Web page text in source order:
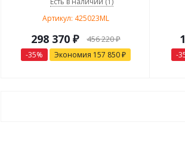
Артикул: 425023ML
298 370₽ 456 220₽
-35% Экономия 157 850₽ -